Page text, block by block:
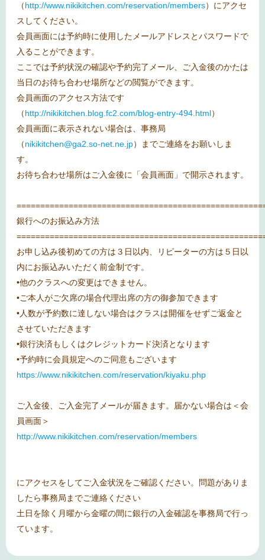
（http://www.nikikitchen.com/reservation/members）にアクセ
スしてください。
会員画面には予約時に使用したメールアドレスとパスワードで
入ることができます。
ここでは予約状況の確認や予約完了メール、ご入金後のかたは
当日のお待ち合わせ場所などの閲覧ができます。
会員画面のアクセス方法です
（http://nikikitchen.blog.fc2.com/blog-entry-494.html）
会員画面に表示されない場合は、事務局
（nikikitchen@ga2.so-net.ne.jp）までご連絡をお願いしま
す。
お待ち合わせ場所はご入金後に「会員画面」で開示されます。
銀行へのお振込み方法
お申し込み後初めての方は３日以内、リピーターの方は５日以
内にお振込みいただく前金制です。
•他のクラスへの変更はできません。
•ご本人がご欠席の場合代理出席の方の御参加できます
•人数が予約数に達しない場合はクラスは開催をせずご返金と
させていただきます
•銀行決済もしくはクレジットカード決済となります
•予約時に会員規定へのご同意もございます
https://www.nikikitchen.com/reservation/kiyaku.php
ご入金後、ご入金完了メールが届きます。届かない場合は＜会
員画面＞
http://www.nikikitchen.com/reservation/members
にアクセスをしてご入金状況をご確認ください。問題がありま
したら事務局までご連絡ください
土日を除く月曜から金曜の間に銀行の入金確認を事務局で行っ
ています。